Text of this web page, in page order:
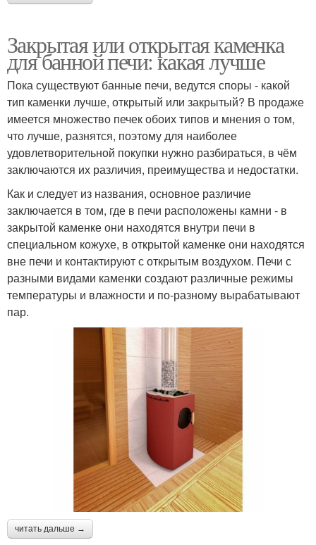
Закрытая или открытая каменка
для банной печи: какая лучше
Пока существуют банные печи, ведутся споры - какой
тип каменки лучше, открытый или закрытый? В продаже
имеется множество печек обоих типов и мнения о том,
что лучше, разнятся, поэтому для наиболее
удовлетворительной покупки нужно разбираться, в чём
заключаются их различия, преимущества и недостатки.
Как и следует из названия, основное различие
заключается в том, где в печи расположены камни - в
закрытой каменке они находятся внутри печи в
специальном кожухе, в открытой каменке они находятся
вне печи и контактируют с открытым воздухом. Печи с
разными видами каменки создают различные режимы
температуры и влажности и по-разному вырабатывают
пар.
читать дальше →